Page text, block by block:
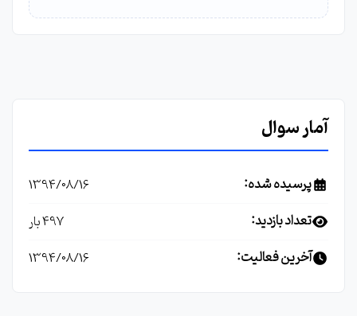
آمار سوال
پرسیده شده: 1394/08/16
تعداد بازدید: 497 بار
آخرین فعالیت: 1394/08/16